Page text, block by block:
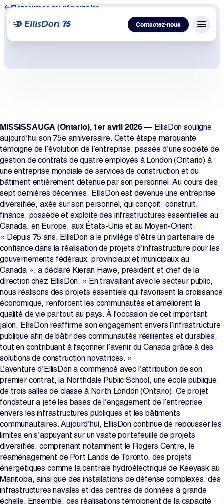
Contactez-nous Menu
Services
Technologie
À propos de nous
Travailler avec nous
Projets
La salle de rédaction
Contactez-nous
Change Language EN FR
Retourner au répertoire
MISSISSAUGA (Ontario), 1er avril 2026 — EllisDon souligne
aujourd’hui son 75e anniversaire. Cette étape marquante
témoigne de l’évolution de l’entreprise, passée d’une société de
gestion de contrats de quatre employés à London (Ontario) à
une entreprise mondiale de services de construction et du
bâtiment entièrement détenue par son personnel. Au cours des
sept dernières décennies, EllisDon est devenue une entreprise
diversifiée, axée sur son personnel, qui conçoit, construit,
finance, possède et exploite des infrastructures essentielles au
Canada, en Europe, aux États-Unis et au Moyen-Orient.
« Depuis 75 ans, EllisDon a le privilège d’être un partenaire de
confiance dans la réalisation de projets d’infrastructure pour les
gouvernements fédéraux, provinciaux et municipaux au
Canada », a déclaré Kieran Hawe, président et chef de la
direction chez EllisDon. « En travaillant avec le secteur public,
nous réalisons des projets essentiels qui favorisent la croissance
économique, renforcent les communautés et améliorent la
qualité de vie partout au pays. À l’occasion de cet important
jalon, EllisDon réaffirme son engagement envers l’infrastructure
publique afin de bâtir des communautés résilientes et durables,
tout en contribuant à façonner l’avenir du Canada grâce à des
solutions de construction novatrices. »
L’aventure d’EllisDon a commencé avec l’attribution de son
premier contrat, la Northdale Public School, une école publique
de trois salles de classe à North London (Ontario). Ce projet
fondateur a jeté les bases de l’engagement de l’entreprise
envers les infrastructures publiques et les bâtiments
communautaires. Aujourd’hui, EllisDon continue de repousser les
limites en s’appuyant sur un vaste portefeuille de projets
diversifiés, comprenant notamment le Rogers Centre, le
réaménagement de Port Lands de Toronto, des projets
énergétiques comme la centrale hydroélectrique de Keeyask au
Manitoba, ainsi que des installations de défense complexes, des
infrastructures navales et des centres de données à grande
échelle. Ensemble, ces réalisations témoignent de la capacité